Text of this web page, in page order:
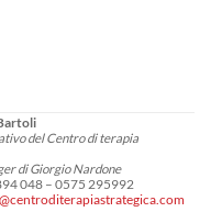
del Centro di terapia
di Giorgio Nardone
048 – 0575 295992